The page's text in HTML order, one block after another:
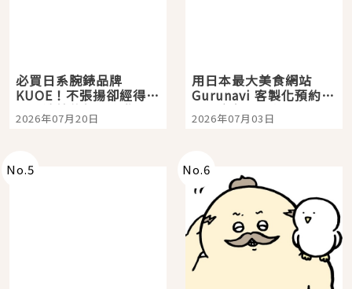
必買日系腕錶品牌
KUOE！不張揚卻經得起
時間洗鍊的經典之作五
選
2026年07月20日
用日本最大美食網站
Gurunavi 客製化預約九
大都市餐廳，打造專屬
美食體驗！
2026年07月03日
No.5 No.6